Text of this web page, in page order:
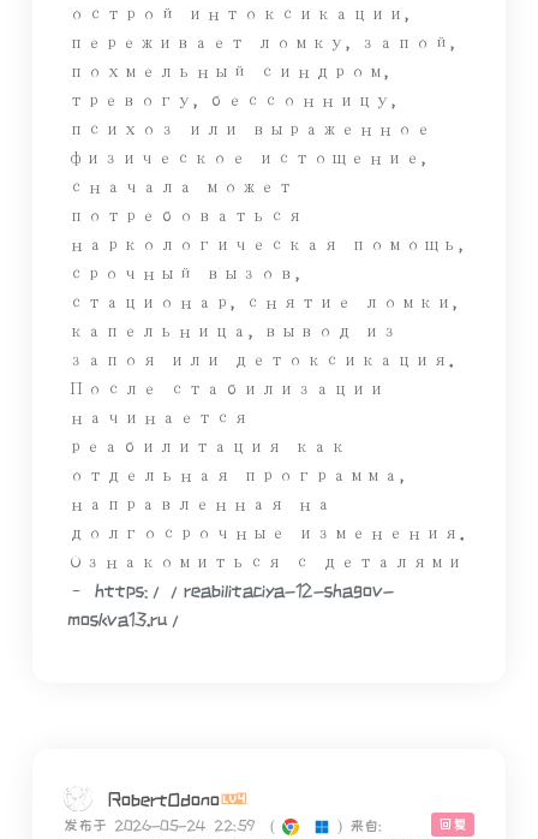
острой интоксикации,
переживает ломку, запой,
похмельный синдром,
тревогу, бессонницу,
психоз или выраженное
физическое истощение,
сначала может
потребоваться
наркологическая помощь,
срочный вызов,
стационар, снятие ломки,
капельница, вывод из
запоя или детоксикация.
После стабилизации
начинается
реабилитация как
отдельная программа,
направленная на
долгосрочные изменения.
Ознакомиться с деталями
– https://reabilitaciya-12-shagov-
moskva13.ru/
RobertOdono
回复
发布于 2026-05-24 22:59 ( ) 来自: